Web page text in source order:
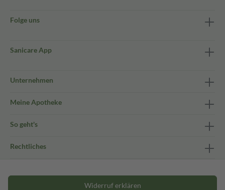
Folge uns
Sanicare App
Unternehmen
Meine Apotheke
So geht's
Rechtliches
Widerruf erklären